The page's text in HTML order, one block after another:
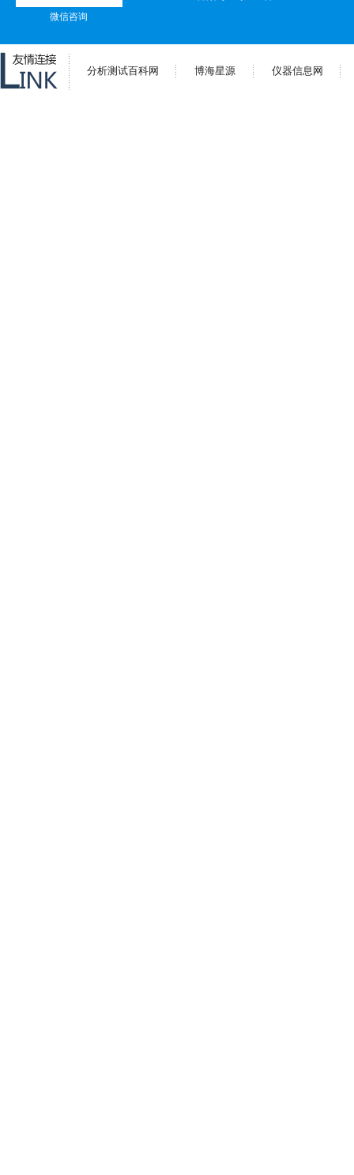
微信咨询
分析测试百科网 博海星源 仪器信息网